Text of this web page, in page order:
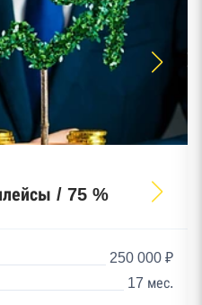
/ 75 %
250 000 ₽
17 мес.